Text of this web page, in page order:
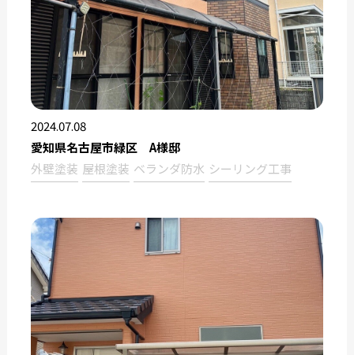
2024.07.08
愛知県名古屋市緑区 A様邸
外壁塗装 屋根塗装 ベランダ防水 シーリング工事